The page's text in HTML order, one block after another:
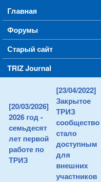
Main menu
Главная
Форумы
Старый сайт
TRIZ Journal
[20/03/2026]
2026 год -
семьдесят
лет первой
работе по
ТРИЗ
[23/04/2022]
Закрытое
ТРИЗ
сообщество
стало
доступным
для
внешних
участников